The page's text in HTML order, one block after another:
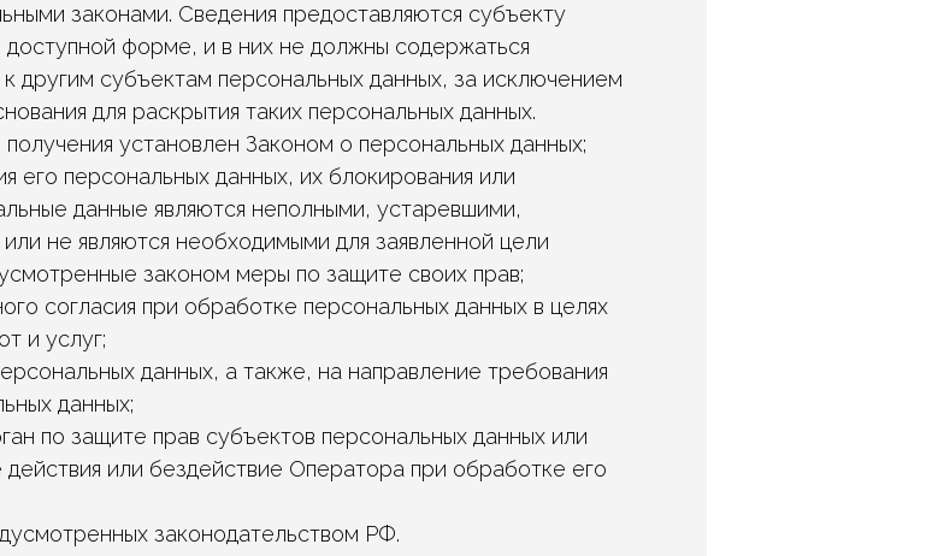
законами. Сведения предоставляются субъекту
форме, и в них не должны содержаться
другим субъектам персональных данных, за исключением
для раскрытия таких персональных данных.
установлен Законом о персональных данных;
его персональных данных, их блокирования или
данные являются неполными, устаревшими,
не являются необходимыми для заявленной цели
законом меры по защите своих прав;
согласия при обработке персональных данных в целях
и услуг;
данных, а также, на направление требования
данных;
по защите прав субъектов персональных данных или
или бездействие Оператора при обработке его
законодательством РФ.